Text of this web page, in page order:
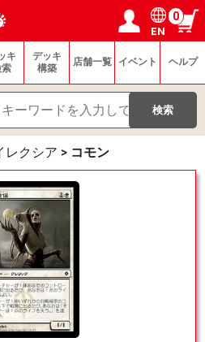
イン／会員登録
ページ
EN
0
キ
デッキ
構築
店舗一覧 イベント ヘルプ
レクシア > コモン